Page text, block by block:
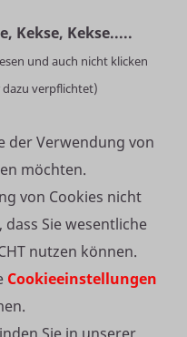
Kekse, Kekse.....
und auch nicht klicken
verpflichtet)
der Verwendung von
möchten.
von Cookies nicht
Sie wesentliche
nutzen können.
Cookieeinstellungen